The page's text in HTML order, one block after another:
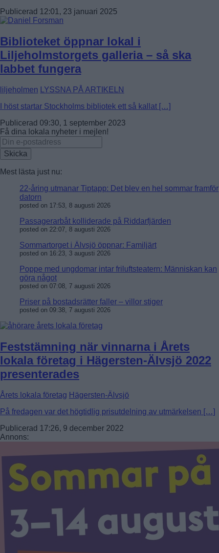
Publicerad 12:01, 23 januari 2025
Biblioteket öppnar lokal i
Liljeholmstorgets galleria – så ska
labbet fungera
liljeholmen
LYSSNA PÅ ARTIKELN
I höst startar Stockholms bibliotek ett så kallat […]
Publicerad 09:30, 1 september 2023
Få dina lokala nyheter i mejlen!
Mest lästa just nu:
22-åring utmanar Tiptapp: Det blev en hel sommar framför
datorn
posted on 17:53, 8 augusti 2026
Passagerarbåt kolliderade på Riddarfjärden
posted on 22:07, 8 augusti 2026
Sommartorget i Älvsjö öppnar: Familjärt
posted on 16:23, 3 augusti 2026
Poppe med ungdomar intar friluftsteatern: Människan kan
göra något
posted on 07:08, 7 augusti 2026
Priser på bostadsrätter faller – villor stiger
posted on 09:38, 7 augusti 2026
Feststämning när vinnarna i Årets
lokala företag i Hägersten-Älvsjö 2022
presenterades
Årets lokala företag Hägersten-Älvsjö
På fredagen var det högtidlig prisutdelning av utmärkelsen […]
Publicerad 17:26, 9 december 2022
Annons: